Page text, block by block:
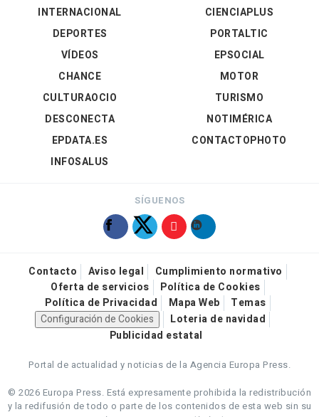
INTERNACIONAL
DEPORTES
VÍDEOS
CIENCIAPLUS
PORTALTIC
EPSOCIAL
CHANCE
CULTURAOCIO
DESCONECTA
EPDATA.ES
INFOSALUS
MOTOR
TURISMO
NOTIMÉRICA
CONTACTOPHOTO
SÍGUENOS
Contacto Aviso legal
Cumplimiento normativo
Oferta de servicios
Política de Cookies
Política de Privacidad
Mapa Web
Temas
Configuración de Cookies
Loteria de navidad
Publicidad estatal
Portal de actualidad y noticias de la Agencia Europa Press.
© 2026 Europa Press. Está expresamente prohibida la redistribución
y la redifusión de todo o parte de los contenidos de esta web sin su